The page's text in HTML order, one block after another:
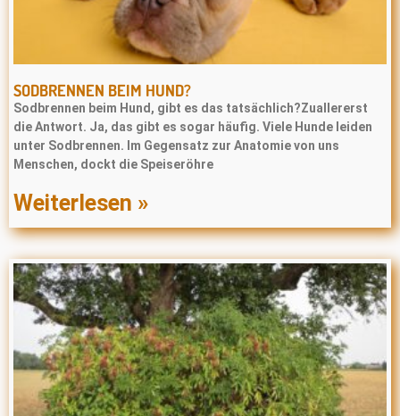
SODBRENNEN BEIM HUND?
Sodbrennen beim Hund, gibt es das tatsächlich?Zuallererst
die Antwort. Ja, das gibt es sogar häufig. Viele Hunde leiden
unter Sodbrennen. Im Gegensatz zur Anatomie von uns
Menschen, dockt die Speiseröhre
Weiterlesen »